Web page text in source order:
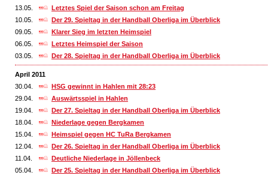
13.05.
Letztes Spiel der Saison schon am Freitag
10.05.
Der 29. Spieltag in der Handball Oberliga im Überblick
09.05.
Klarer Sieg im letzten Heimspiel
06.05.
Letztes Heimspiel der Saison
03.05.
Der 28. Spieltag in der Handball Oberliga im Überblick
April 2011
30.04.
HSG gewinnt in Hahlen mit 28:23
29.04.
Auswärtsspiel in Hahlen
19.04.
Der 27. Spieltag in der Handball Oberliga im Überblick
18.04.
Niederlage gegen Bergkamen
15.04.
Heimspiel gegen HC TuRa Bergkamen
12.04.
Der 26. Spieltag in der Handball Oberliga im Überblick
11.04.
Deutliche Niederlage in Jöllenbeck
05.04.
Der 25. Spieltag in der Handball Oberliga im Überblick